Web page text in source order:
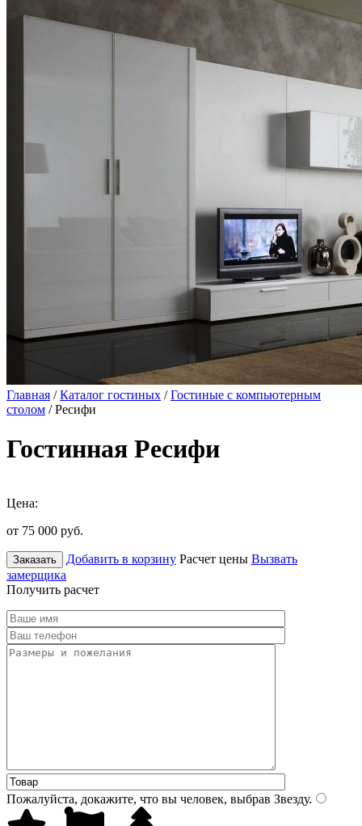
Главная /Каталог гостиных /Гостиные с компьютерным
столом / Ресифи
Гостинная Ресифи
Цена:
от 75 000 руб.
Заказать Добавить в корзину Расчет цены Вызвать
замерщика
Получить расчет
Пожалуйста, докажите, что вы человек, выбрав Звезду.